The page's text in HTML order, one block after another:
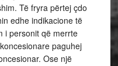
Të fryra përtej çdo
edhe indikacione të
i personit që merrte
paguhej
Ose një